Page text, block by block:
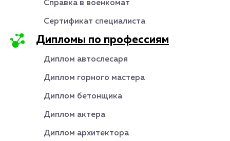
Справка в военкомат
Сертификат специалиста
Дипломы по профессиям
Диплом автослесаря
Диплом горного мастера
Диплом бетонщика
Диплом актера
Диплом архитектора